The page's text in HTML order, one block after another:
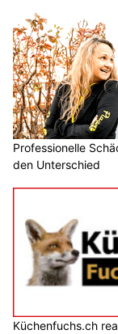
Professionelle
den Unterschied
Küchenfuchs.ch